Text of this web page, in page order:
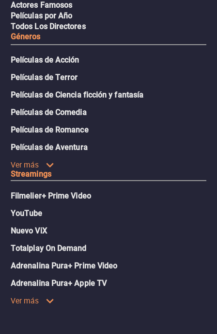
Actores Famosos
Películas por Año
Todos Los Directores
Géneros
Películas de Acción
Películas de Terror
Películas de Ciencia ficción y fantasía
Películas de Comedia
Películas de Romance
Películas de Aventura
Ver más
Streamings
Filmelier+ Prime Video
YouTube
Nuevo ViX
Totalplay On Demand
Adrenalina Pura+ Prime Video
Adrenalina Pura+ Apple TV
Ver más